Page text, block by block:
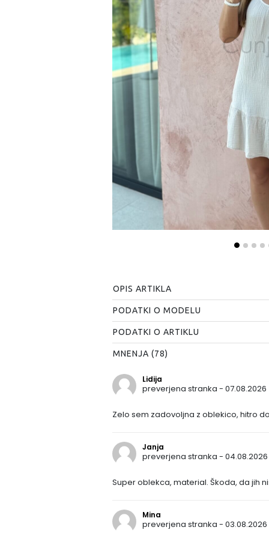
OPIS ARTIKLA
PODATKI O MODELU
PODATKI O ARTIKLU
MNENJA (78)
Lidija
preverjena stranka - 07.08.2026
Zelo sem zadovoljna z oblekico, hitro
Janja
preverjena stranka - 04.08.2026
Super oblekca, material. Škoda, da jih
Mina
preverjena stranka - 03.08.2026